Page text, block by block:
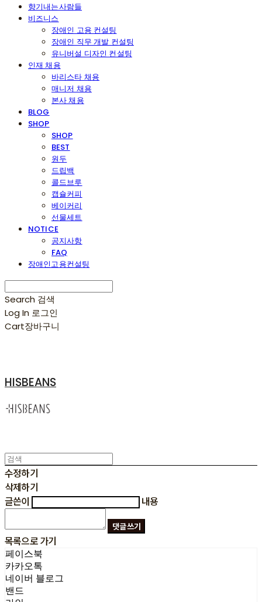
향기내는사람들
비즈니스
장애인 고용 컨설팅
장애인 직무 개발 컨설팅
유니버설 디자인 컨설팅
인재 채용
바리스타 채용
매니저 채용
본사 채용
BLOG
SHOP
SHOP
BEST
원두
드립백
콜드브루
캡슐커피
베이커리
선물세트
NOTICE
공지사항
FAQ
장애인고용컨설팅
Search 검색
Log In 로그인
Cart장바구니
HISBEANS
수정하기
삭제하기
글쓴이
내용
댓글 쓰기
목록으로 가기
페이스북
카카오톡
네이버 블로그
밴드